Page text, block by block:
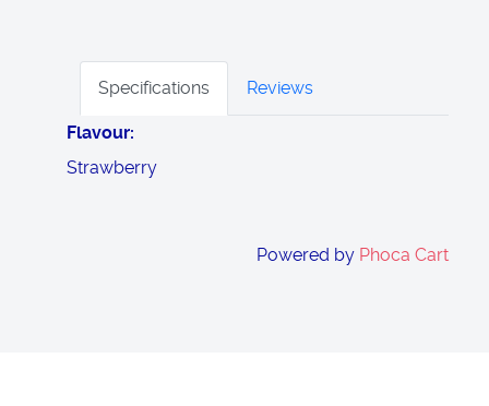
Specifications Reviews
Flavour
Strawberry
Powered by Phoca Cart